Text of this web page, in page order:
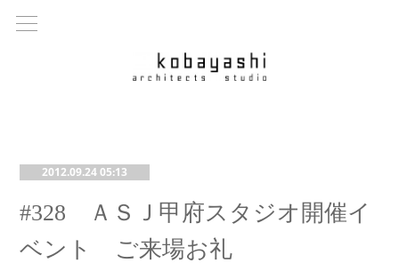
2012.09.24 05:13
#328 ＡＳＪ甲府スタジオ開催イ
ベント ご来場お礼